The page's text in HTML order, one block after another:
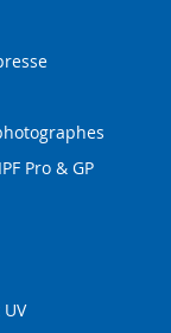
Pro & GP